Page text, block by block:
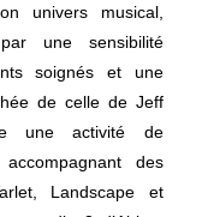
univers musical,
une sensibilité
soignés et une
de celle de Jeff
une activité de
des
Landscape et